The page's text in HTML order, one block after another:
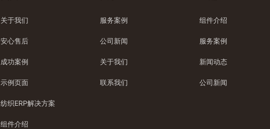
关于我们
安心售后
成功案例
示例页面
纺织ERP解决方案
组件介绍
服务案例
公司新闻
关于我们
联系我们
组件介绍
服务案例
新闻动态
公司新闻